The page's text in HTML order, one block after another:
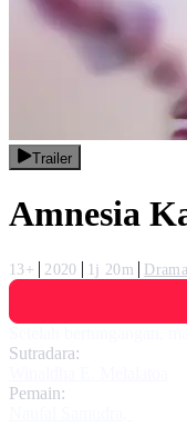
Trailer
Amnesia
13+ 2020 1j 20m Drama
Sutradara:
Pemain: